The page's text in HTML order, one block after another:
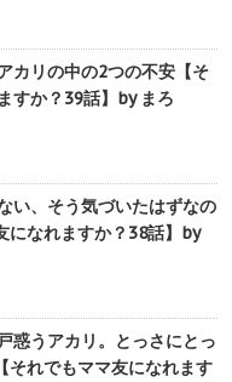
カリの中の2つの不安【そ
すか？39話】by まろ
い、そう気づいたはずなの
になれますか？38話】by
惑うアカリ。とっさにとっ
それでもママ友になれます